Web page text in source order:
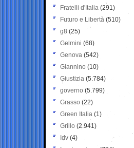
Fratelli d'Italia (291)
Futuro e Libertà (510)
g8 (25)
Gelmini (68)
Genova (542)
Giannino (10)
Giustizia (5.784)
governo (5.799)
Grasso (22)
Green Italia (1)
Grillo (2.941)
Idv (4)